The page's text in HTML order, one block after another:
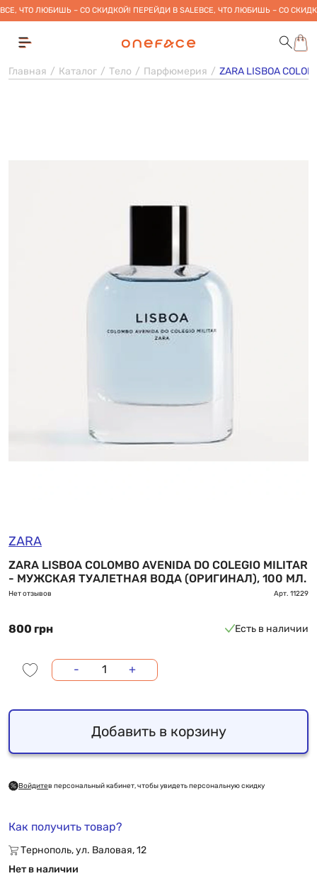
ВСЕ, ЧТО ЛЮБИШЬ – СО СКИДКОЙ! ПЕРЕЙДИ В SALEВСЕ, ЧТО ЛЮБИШЬ – СО
Главная Каталог Тело Парфюмерия ZARA LISBOA
ZARA
ZARA LISBOA COLOMBO AVENIDA DO COLEGIO MILITAR
- МУЖСКАЯ ТУАЛЕТНАЯ ВОДА (ОРИГИНАЛ), 100 МЛ.
Нет отзывов Арт. 11229
800 грн Есть в наличии
- +
Добавить в корзину
Войдитев персональный кабинет, чтобы увидеть персональную скидку
Как получить товар?
Тернополь, ул. Валовая, 12
Нет в наличии